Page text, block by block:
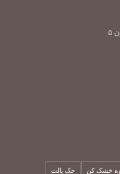
۵
خشک کن جک پالت